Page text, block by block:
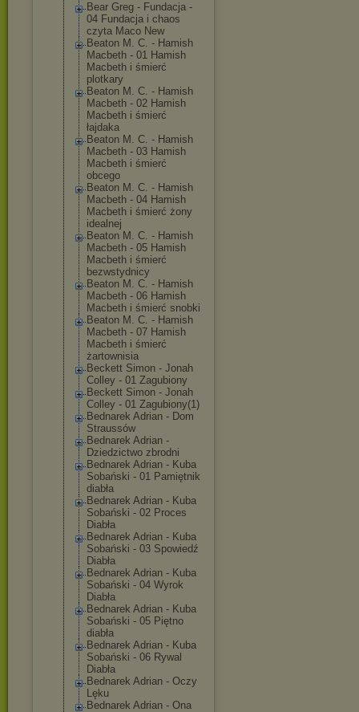
Bear Greg - Fundacja -
04 Fundacja i chaos
czyta Maco New
Beaton M. C. - Hamish
Macbeth - 01 Hamish
Macbeth i śmierć
plotkary
Beaton M. C. - Hamish
Macbeth - 02 Hamish
Macbeth i śmierć
łajdaka
Beaton M. C. - Hamish
Macbeth - 03 Hamish
Macbeth i śmierć
obcego
Beaton M. C. - Hamish
Macbeth - 04 Hamish
Macbeth i śmierć żony
idealnej
Beaton M. C. - Hamish
Macbeth - 05 Hamish
Macbeth i śmierć
bezwstydnicy
Beaton M. C. - Hamish
Macbeth - 06 Hamish
Macbeth i śmierć snobki
Beaton M. C. - Hamish
Macbeth - 07 Hamish
Macbeth i śmierć
żartownisia
Beckett Simon - Jonah
Colley - 01 Zagubiony
Beckett Simon - Jonah
Colley - 01 Zagubiony(1)
Bednarek Adrian - Dom
Straussów
Bednarek Adrian -
Dziedzictwo zbrodni
Bednarek Adrian - Kuba
Sobański - 01 Pamiętnik
diabła
Bednarek Adrian - Kuba
Sobański - 02 Proces
Diabła
Bednarek Adrian - Kuba
Sobański - 03 Spowiedź
Diabła
Bednarek Adrian - Kuba
Sobański - 04 Wyrok
Diabła
Bednarek Adrian - Kuba
Sobański - 05 Piętno
diabła
Bednarek Adrian - Kuba
Sobański - 06 Rywal
Diabła
Bednarek Adrian - Oczy
Lęku
Bednarek Adrian - Ona